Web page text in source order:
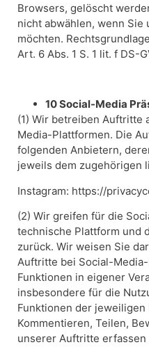
Browsers, gelöscht
nicht abwählen, wenn Sie
möchten.
Art. 6 Abs. 1 S. 1 lit. f DS-
10 Social-Media
(1) Wir betreiben Auftritte
Media-Plattformen. Die
folgenden Anbietern,
jeweils dem zugehörigen
Instagram: https://
(2) Wir greifen für die
technische Plattform und
zurück. Wir weisen Sie
Auftritte bei Social-
Funktionen in eigener
insbesondere für die
Funktionen der jeweiligen
Kommentieren, Teilen,
unserer Auftritte